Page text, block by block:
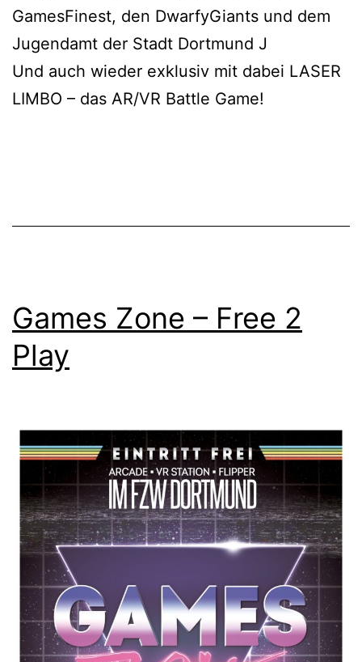
GamesFinest, den DwarfyGiants und dem
Jugendamt der Stadt Dortmund J
Und auch wieder exklusiv mit dabei LASER
LIMBO – das AR/VR Battle Game!
Games Zone – Free 2
Play